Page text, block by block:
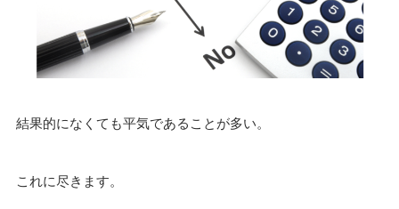
結果的になくても平気であることが多い。
これに尽きます。